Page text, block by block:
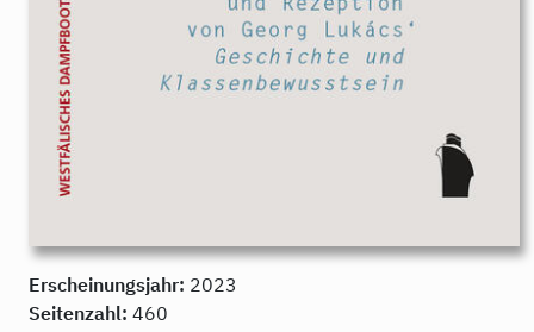
Erscheinungsjahr: 2023
Seitenzahl: 460